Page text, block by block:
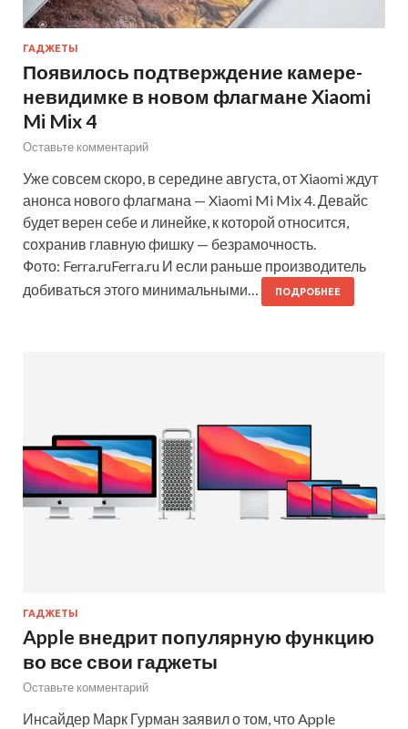
ГАДЖЕТЫ
Появилось подтверждение камере-
невидимке в новом флагмане Xiaomi
Mi Mix 4
Оставьте комментарий
Уже совсем скоро, в середине августа, от Xiaomi ждут
анонса нового флагмана — Xiaomi Mi Mix 4. Девайс
будет верен себе и линейке, к которой относится,
сохранив главную фишку — безрамочность.
Фото: Ferra.ruFerra.ru И если раньше производитель
добиваться этого минимальными…
ПОДРОБНЕЕ
ГАДЖЕТЫ
Apple внедрит популярную функцию
во все свои гаджеты
Оставьте комментарий
Инсайдер Марк Гурман заявил о том, что Apple